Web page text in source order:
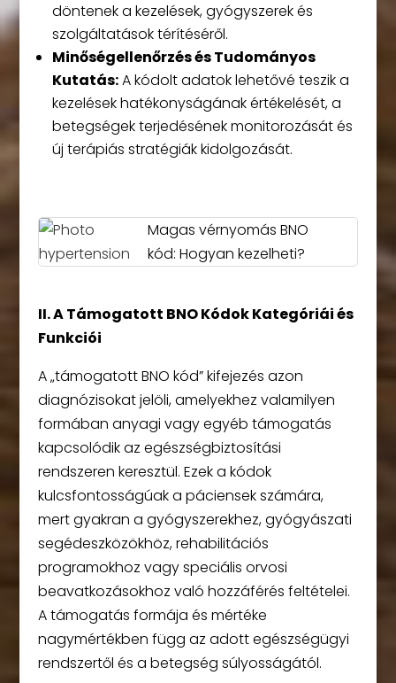
döntenek a kezelések, gyógyszerek és
szolgáltatások térítéséről.
Minőségellenőrzés és Tudományos
Kutatás:A kódolt adatok lehetővé teszik a
kezelések hatékonyságának értékelését, a
betegségek terjedésének monitorozását és
új terápiás stratégiák kidolgozását.
Magas vérnyomás BNO
kód: Hogyan kezelheti?
II. A Támogatott BNO Kódok Kategóriái és
Funkciói
A „támogatott BNO kód” kifejezés azon
diagnózisokat jelöli, amelyekhez valamilyen
formában anyagi vagy egyéb támogatás
kapcsolódik az egészségbiztosítási
rendszeren keresztül. Ezek a kódok
kulcsfontosságúak a páciensek számára,
mert gyakran a gyógyszerekhez, gyógyászati
segédeszközökhöz, rehabilitációs
programokhoz vagy speciális orvosi
beavatkozásokhoz való hozzáférés feltételei.
A támogatás formája és mértéke
nagymértékben függ az adott egészségügyi
rendszertől és a betegség súlyosságától.